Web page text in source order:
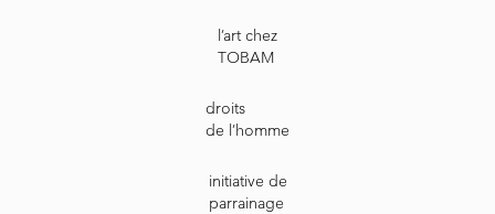
l’art chez
TOBAM
droits
de l’homme
initiative de
parrainage